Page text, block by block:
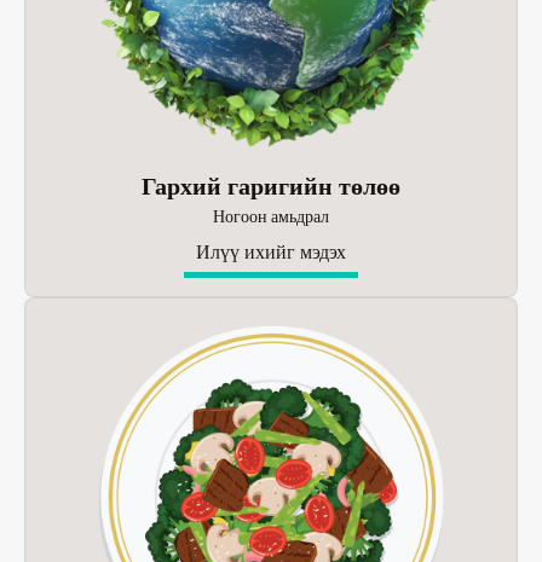
Гархий гаригийн төлөө
Ногоон амьдрал
Илүү ихийг мэдэх